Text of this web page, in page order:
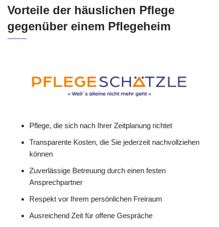
Vorteile der häuslichen Pflege
gegenüber einem Pflegeheim
Pflege, die sich nach Ihrer Zeitplanung richtet
Transparente Kosten, die Sie jederzeit nachvollziehen
können
Zuverlässige Betreuung durch einen festen
Ansprechpartner
Respekt vor Ihrem persönlichen Freiraum
Ausreichend Zeit für offene Gespräche